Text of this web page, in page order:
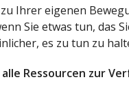
Ihrer eigenen
Sie etwas tun, das
es zu tun zu
Ressourcen zur